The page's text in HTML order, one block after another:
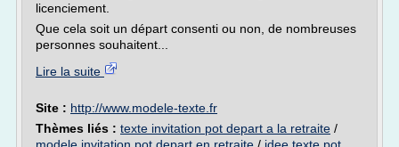
licenciement.
Que cela soit un départ consenti ou non, de nombreuses
personnes souhaitent...
Lire la suite
Site : http://www.modele-texte.fr
Thèmes liés : texte invitation pot depart a la retraite /